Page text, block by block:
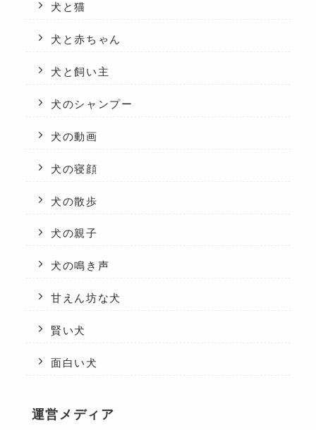
犬と猫
犬と赤ちゃん
犬と飼い主
犬のシャンプー
犬の動画
犬の寝顔
犬の散歩
犬の親子
犬の鳴き声
甘えん坊な犬
賢い犬
面白い犬
運営メディア